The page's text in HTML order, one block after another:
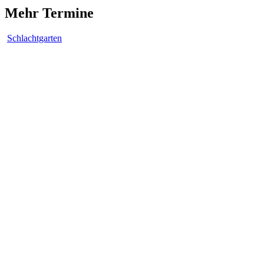
Mehr Termine
Schlachtgarten